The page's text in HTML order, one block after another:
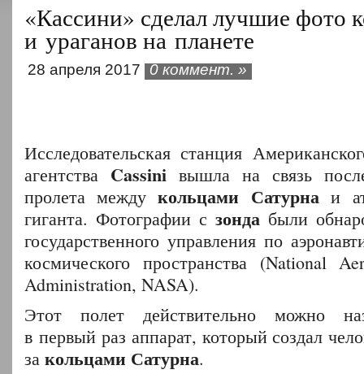
«Кассини» сделал лучшие фото
и ураганов на планете
28 апреля 2017 0 коммент. »
Исследовательская станция
агентства Cassiniвышла на связь
пролета междукольцами Сатурнаи
гиганта. Фотографии с зонда были
государственного управления по
космического пространства (National
Administration, NASA).
Этот полет действительно можно
в первый раз аппарат, который создал
за кольцами Сатурна.